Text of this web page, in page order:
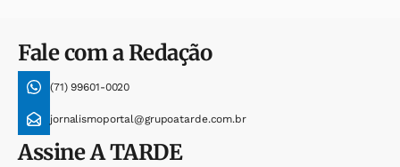
Fale com a Redação
(71) 99601-0020
jornalismoportal@grupoatarde.com.br
AssineA TARDE